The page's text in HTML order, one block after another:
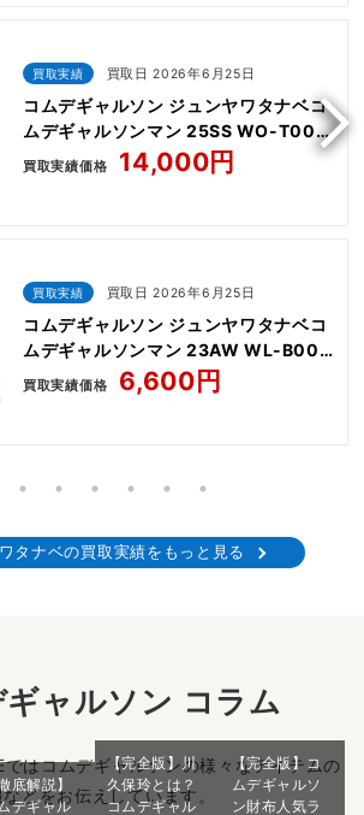
買取実績 買取日 2026年6月25日
コムデギャルソン ジュンヤワタナベコ
ムデギャルソンマン 25SS WO-T003
AC/DC Silk Scarf プリント シルク ス
カーフ ドッキング 半袖 Tシャツ カット
買取実績価格 14,000円
買取実績 買取日 2026年6月25日
コムデギャルソン ジュンヤワタナベコ
ムデギャルソンマン 23AW WL-B004
ストライプ 切替 エルボーパッチ 長袖
買取実績価格 6,600円
タナベの買取実績をもっと見る
ギャルソン コラム
はコムデギャルソンの様々なアイテムの
どをお伝えしています。
底解説】
デギャル
【完全版】川
久保玲とは？
コムデギャル
【完全版】コ
ムデギャルソ
ン財布人気ラ